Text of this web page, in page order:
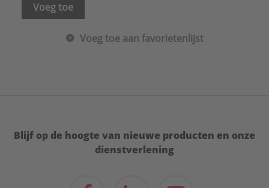
Voeg toe
Voeg toe aan favorietenlijst
Blijf op de hoogte van nieuwe producten en onze
dienstverlening